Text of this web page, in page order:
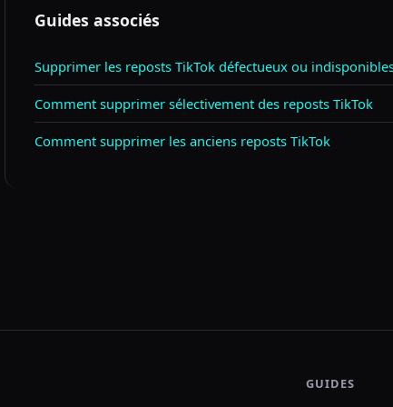
Guides associés
Supprimer les reposts TikTok défectueux ou
Comment supprimer sélectivement des reposts TikTok
Comment supprimer les anciens reposts TikTok
GUIDES